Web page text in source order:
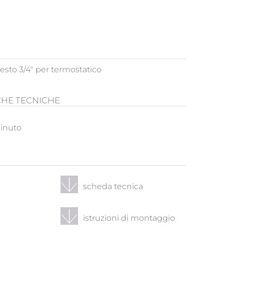
3/4" per termostatico
TECNICHE
scheda tecnica
istruzioni di montaggio